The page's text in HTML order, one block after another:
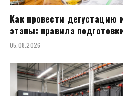
Как провести дегустацию
этапы: правила
05.08.2026